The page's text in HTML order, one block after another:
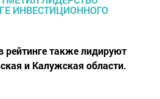
рейтинге также лидируют
и Калужская области.